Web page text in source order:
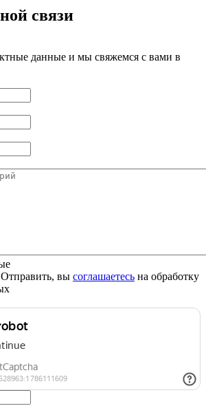
связи
данные и мы свяжемся с вами в
вы соглашаетесь на обработку